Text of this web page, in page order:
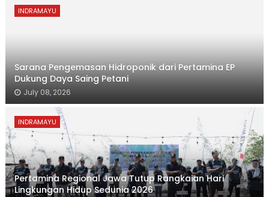
INDRAMAYU
Sarana Pengemasan Hidroponik dari Pertamina EP
Dukung Daya Saing Petani
July 08, 2026
INDRAMAYU
Pertamina Regional Jawa Tutup Rangkaian Hari
Lingkungan Hidup Sedunia 2026